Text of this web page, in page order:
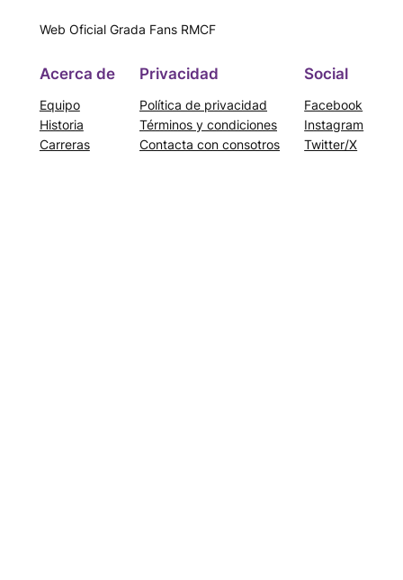
Web Oficial Grada Fans RMCF
Acerca de
Equipo
Historia
Carreras
Privacidad
Política de privacidad
Términos y condiciones
Contacta con consotros
Social
Facebook
Instagram
Twitter/X